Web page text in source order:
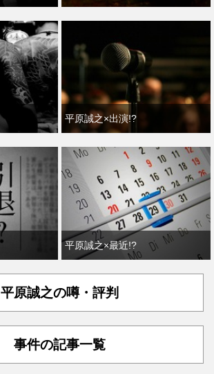
平原誠之×出演!?
平原誠之×最近!?
平原誠之の噂・評判
事件の記事一覧